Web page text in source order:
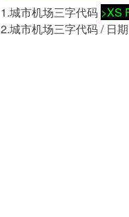
1.城市机场三字代码 >XS
2.城市机场三字代码 / 日